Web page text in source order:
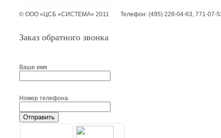
© ООО «ЦСБ «СИСТЕМА» 2011 Телефон: (495) 228-04-63, 771-07-
Заказ обратного звонка
Ваше имя
Номер телефона
Отправить